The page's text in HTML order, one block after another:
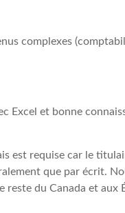
complexes
Excel et bonne
est requise car le
que par écrit.
reste du Canada et aux